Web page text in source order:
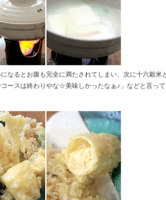
なるとお腹も完全に満たされてしまい、次に十六穀米
ースは終わりやな☆美味しかったなぁ♪」などと言って